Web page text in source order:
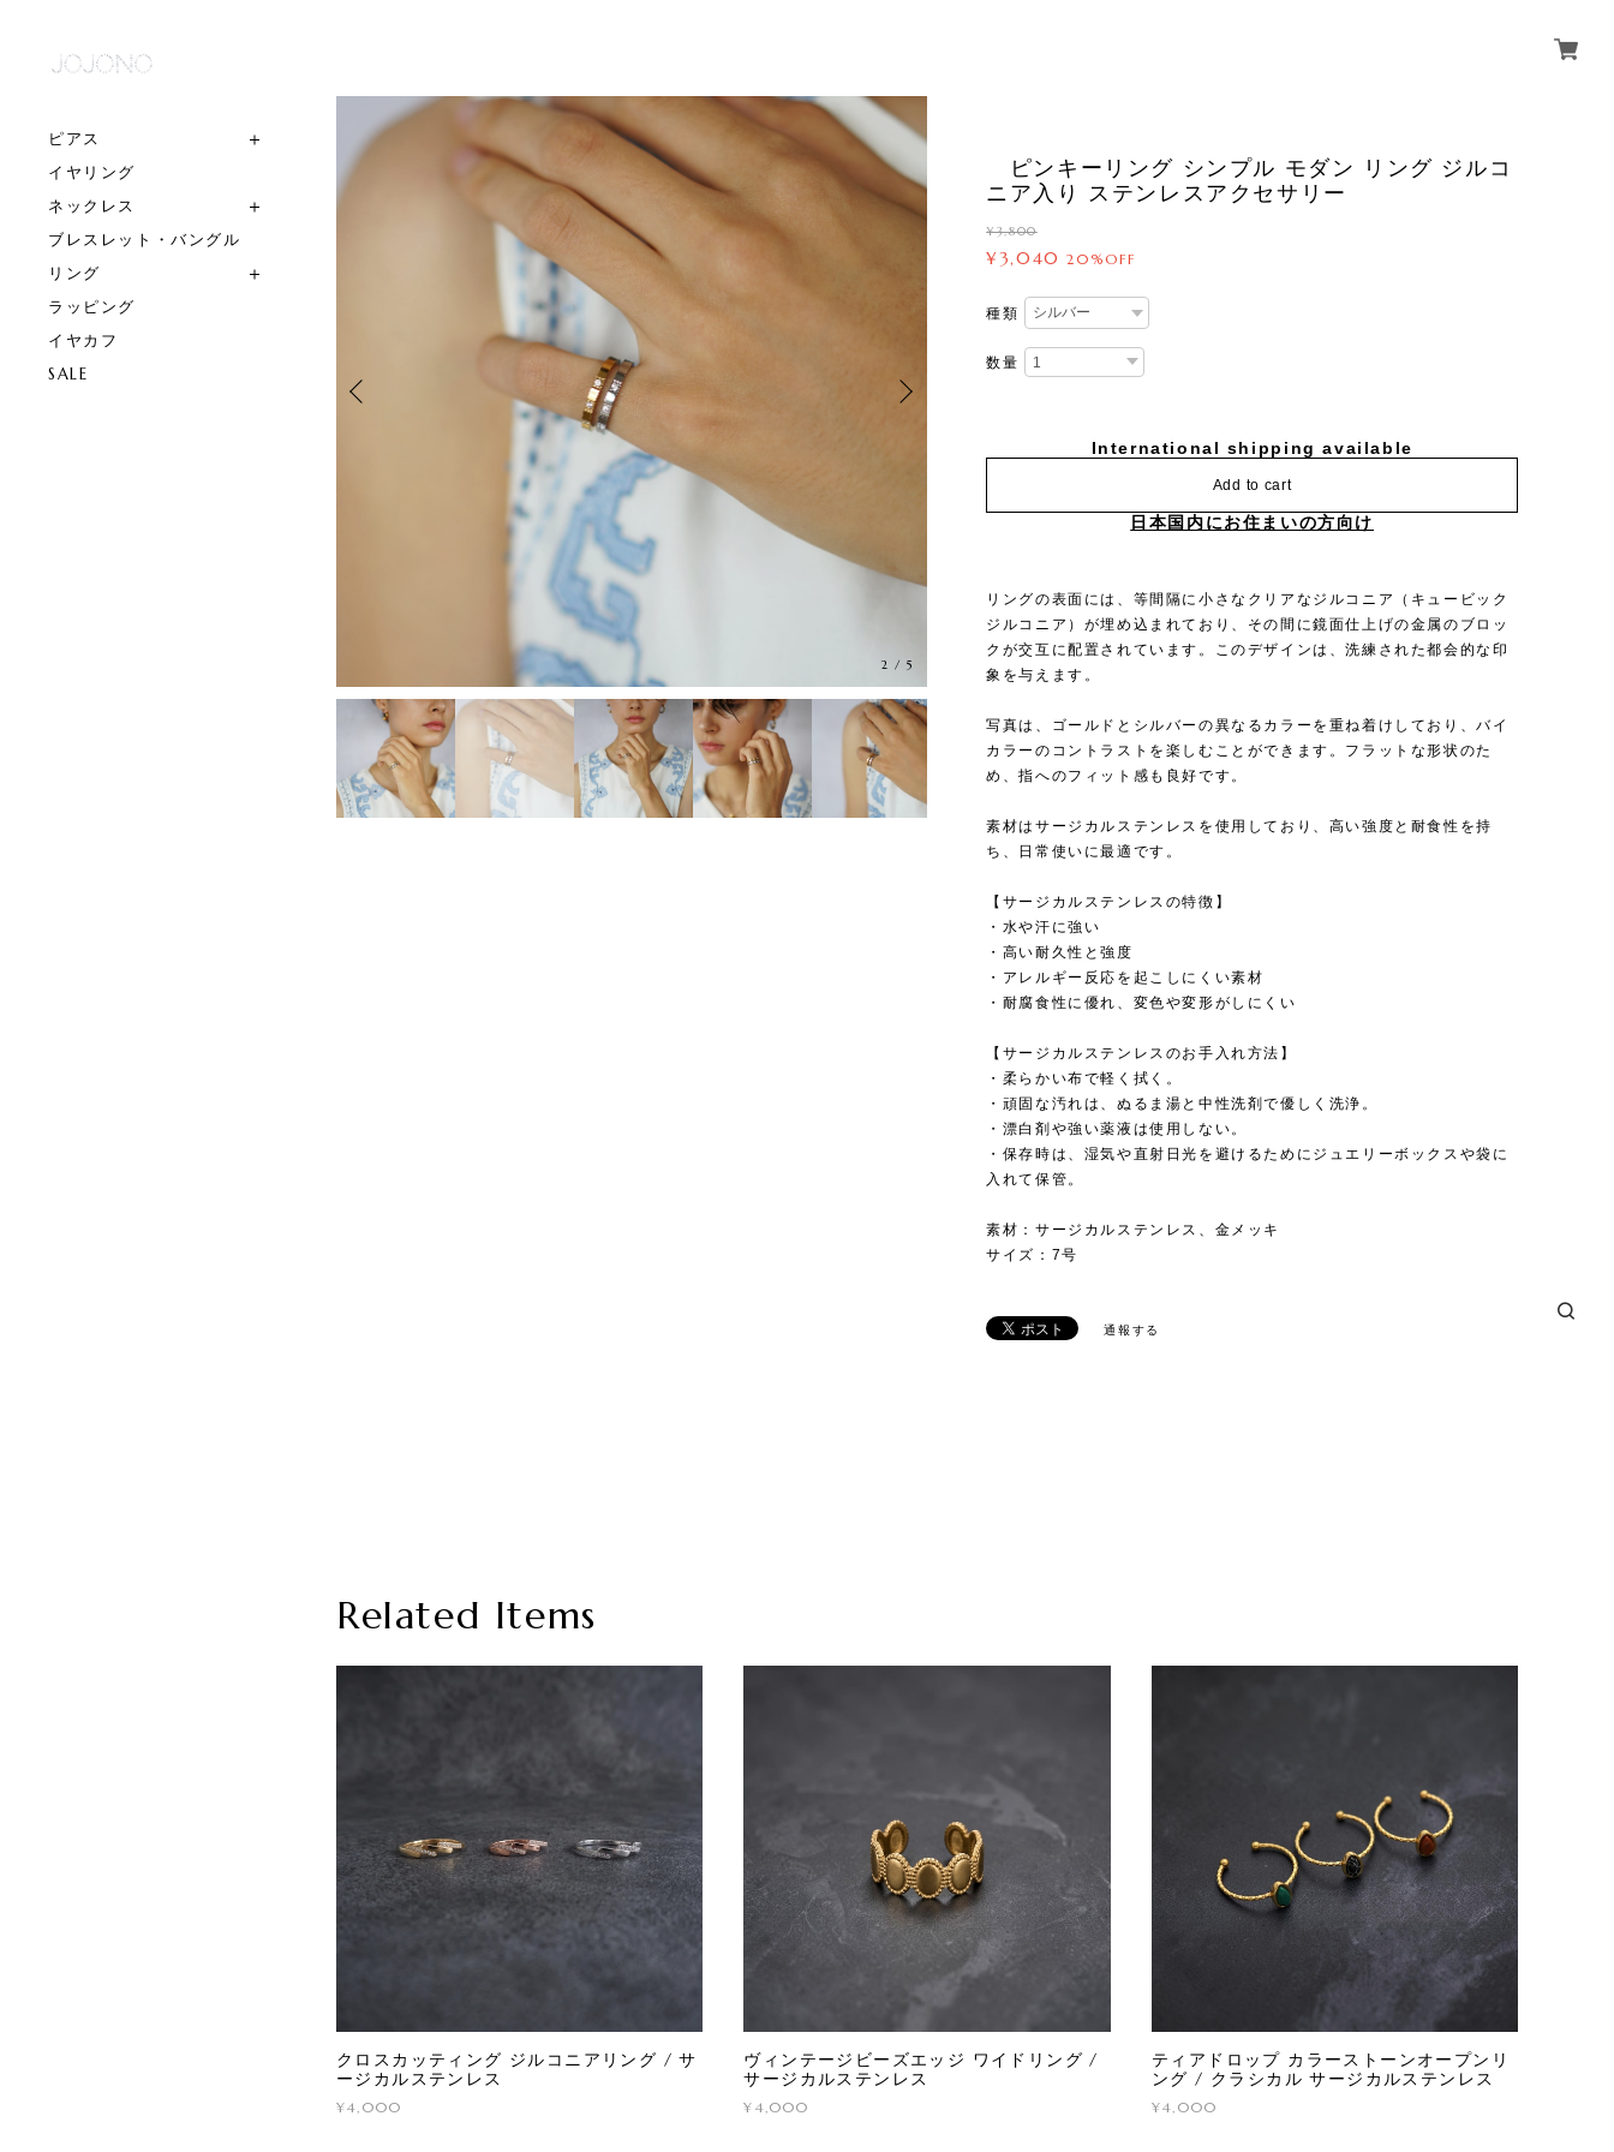
ピアス
イヤリング
ネックレス
ブレスレット・バングル
リング
ラッピング
イヤカフ
SALE
3 /5
ピンキーリング シンプル モダン リング ジルコ
ニア入り ステンレスアクセサリー
¥3,800
¥3,040 20%OFF
種類
数量
International shipping available
Add to cart
日本国内にお住まいの方向け
リングの表面には、等間隔に小さなクリアなジルコニア（キュービック
ジルコニア）が埋め込まれており、その間に鏡面仕上げの金属のブロッ
クが交互に配置されています。このデザインは、洗練された都会的な印
象を与えます。
写真は、ゴールドとシルバーの異なるカラーを重ね着けしており、バイ
カラーのコントラストを楽しむことができます。フラットな形状のた
め、指へのフィット感も良好です。
素材はサージカルステンレスを使用しており、高い強度と耐食性を持
ち、日常使いに最適です。
【サージカルステンレスの特徴】
・水や汗に強い
・高い耐久性と強度
・アレルギー反応を起こしにくい素材
・耐腐食性に優れ、変色や変形がしにくい
【サージカルステンレスのお手入れ方法】
・柔らかい布で軽く拭く。
・頑固な汚れは、ぬるま湯と中性洗剤で優しく洗浄。
・漂白剤や強い薬液は使用しない。
・保存時は、湿気や直射日光を避けるためにジュエリーボックスや袋に
入れて保管。
素材：サージカルステンレス、金メッキ
サイズ：7号
通報する
Related Items
クロスカッティング ジルコニアリング / サ
ージカルステンレス
¥4,000
ヴィンテージビーズエッジ ワイドリング /
サージカルステンレス
¥4,000
ティアドロップ カラーストーンオープンリ
ング / クラシカル サージカルステンレス
¥4,000